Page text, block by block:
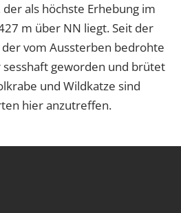
als höchste Erhebung im
m über NN liegt. Seit der
vom Aussterben bedrohte
geworden und brütet
und Wildkatze sind
hier anzutreffen.